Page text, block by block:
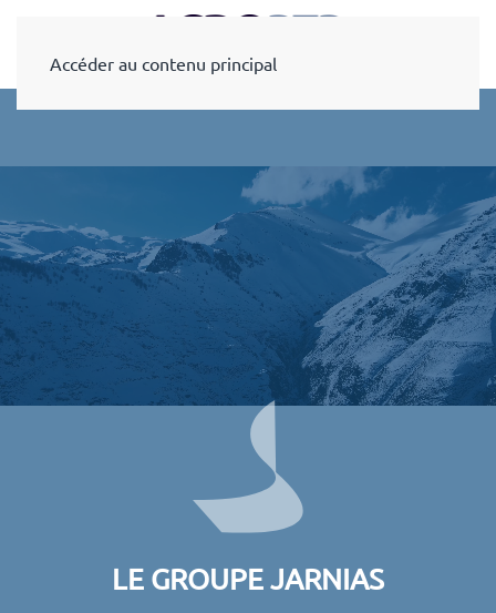
Accéder au contenu principal
LE GROUPE JARNIAS